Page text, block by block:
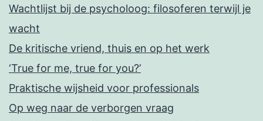
Wachtlijst bij de psycholoog: filosoferen terwijl je
wacht
De kritische vriend, thuis en op het werk
‘True for me, true for you?’
Praktische wijsheid voor professionals
Op weg naar de verborgen vraag